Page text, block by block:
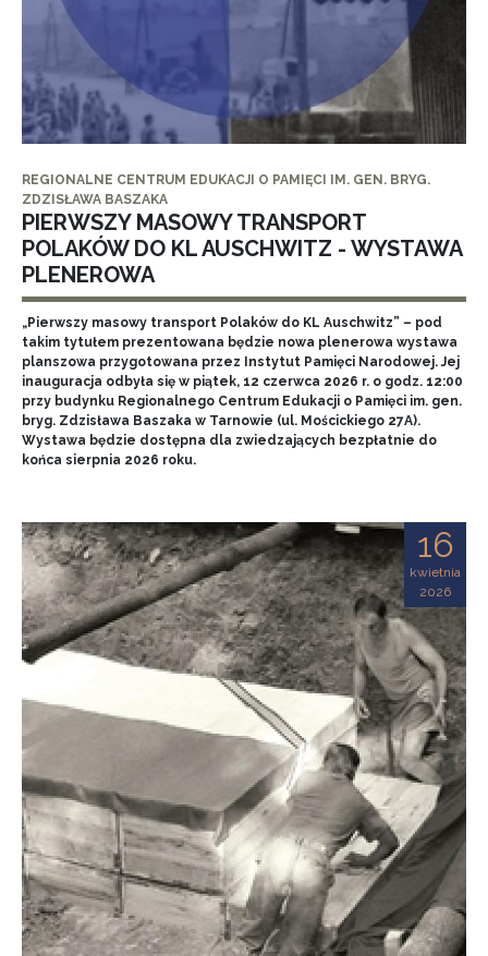
REGIONALNE CENTRUM EDUKACJI O PAMIĘCI IM. GEN. BRYG.
ZDZISŁAWA BASZAKA
PIERWSZY MASOWY TRANSPORT
POLAKÓW DO KL AUSCHWITZ - WYSTAWA
PLENEROWA
„Pierwszy masowy transport Polaków do KL Auschwitz” – pod
takim tytułem prezentowana będzie nowa plenerowa wystawa
planszowa przygotowana przez Instytut Pamięci Narodowej. Jej
inauguracja odbyła się w piątek, 12 czerwca 2026 r. o godz. 12:00
przy budynku Regionalnego Centrum Edukacji o Pamięci im. gen.
bryg. Zdzisława Baszaka w Tarnowie (ul. Mościckiego 27A).
Wystawa będzie dostępna dla zwiedzających bezpłatnie do
końca sierpnia 2026 roku.
16
kwietnia
2026